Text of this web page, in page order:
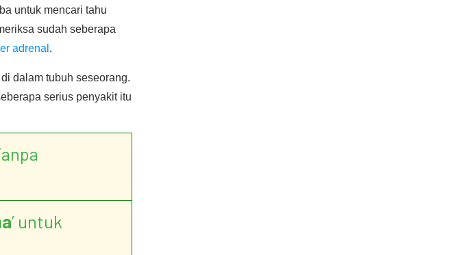
untuk mencari tahu
sudah seberapa
adrenal .
dalam tubuh seseorang.
serius penyakit itu
’ untuk